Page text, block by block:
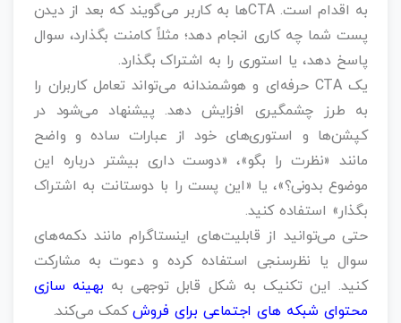
به اقدام است. CTAها به کاربر می‌گویند که بعد از دیدن
پست شما چه کاری انجام دهد؛ مثلاً کامنت بگذارد، سوال
پاسخ دهد، یا استوری را به اشتراک بگذارد.
یک CTA حرفه‌ای و هوشمندانه می‌تواند تعامل کاربران را
به طرز چشمگیری افزایش دهد. پیشنهاد می‌شود در
کپشن‌ها و استوری‌های خود از عبارات ساده و واضح
مانند «نظرت را بگو»، «دوست داری بیشتر درباره این
موضوع بدونی؟»، یا «این پست را با دوستانت به اشتراک
بگذار» استفاده کنید.
حتی می‌توانید از قابلیت‌های اینستاگرام مانند دکمه‌های
سوال یا نظرسنجی استفاده کرده و دعوت به مشارکت
کنید. این تکنیک به شکل قابل توجهی به بهینه سازی
محتوای شبکه های اجتماعی برای فروشکمک می‌کند.